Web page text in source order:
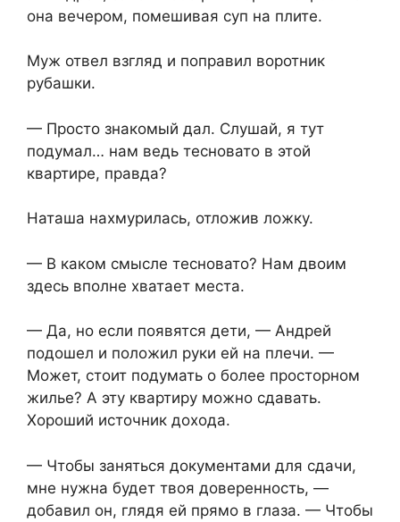
она вечером, помешивая суп на плите.
Муж отвел взгляд и поправил воротник
рубашки.
— Просто знакомый дал. Слушай, я тут
подумал… нам ведь тесновато в этой
квартире, правда?
Наташа нахмурилась, отложив ложку.
— В каком смысле тесновато? Нам двоим
здесь вполне хватает места.
— Да, но если появятся дети, — Андрей
подошел и положил руки ей на плечи. —
Может, стоит подумать о более просторном
жилье? А эту квартиру можно сдавать.
Хороший источник дохода.
— Чтобы заняться документами для сдачи,
мне нужна будет твоя доверенность, —
добавил он, глядя ей прямо в глаза. — Чтобы